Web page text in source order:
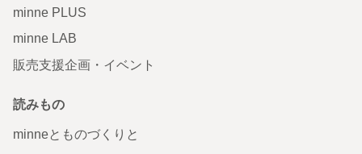
minne PLUS
minne LAB
販売支援企画・イベント
読みもの
minneとものづくりと